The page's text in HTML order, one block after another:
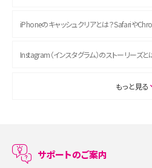
iPhoneのキャッシュクリアとは？Safariや
Instagram（インスタグラム）のストーリーズ
ASMRとは？初心者向けの代表ジャンルや楽
LINEで友だちを削除する方法は？方法ごとの
もっと見る
サポートのご案内